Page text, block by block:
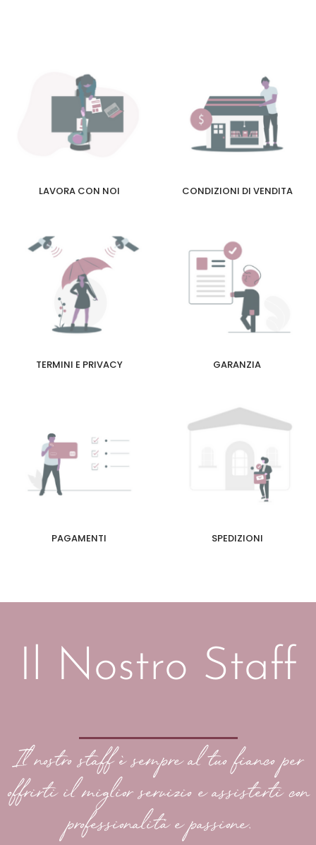
LAVORA CON NOI CONDIZIONI DI VENDITA
TERMINI E PRIVACY GARANZIA
PAGAMENTI SPEDIZIONI
Il Nostro Staff
Il nostro staff è sempre al tuo fianco per
offrirti il miglior servizio e assisterti con
professionalità e passione.